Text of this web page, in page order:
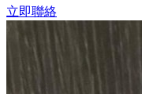
立即聯絡